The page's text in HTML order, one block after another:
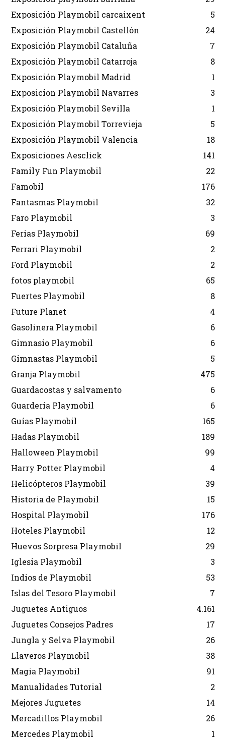
Exposición Playmobil carcaixent
5
Exposición Playmobil Castellón
24
Exposición Playmobil Cataluña
7
Exposición Playmobil Catarroja
8
Exposición Playmobil Madrid
1
Exposicion Playmobil Navarres
3
Exposición Playmobil Sevilla
1
Exposición Playmobil Torrevieja
5
Exposición Playmobil Valencia
18
Exposiciones Aesclick
141
Family Fun Playmobil
22
Famobil
176
Fantasmas Playmobil
32
Faro Playmobil
3
Ferias Playmobil
69
Ferrari Playmobil
2
Ford Playmobil
2
fotos playmobil
65
Fuertes Playmobil
8
Future Planet
4
Gasolinera Playmobil
6
Gimnasio Playmobil
6
Gimnastas Playmobil
5
Granja Playmobil
475
Guardacostas y salvamento
6
Guardería Playmobil
6
Guías Playmobil
165
Hadas Playmobil
189
Halloween Playmobil
99
Harry Potter Playmobil
4
Helicópteros Playmobil
39
Historia de Playmobil
15
Hospital Playmobil
176
Hoteles Playmobil
12
Huevos Sorpresa Playmobil
29
Iglesia Playmobil
3
Indios de Playmobil
53
Islas del Tesoro Playmobil
7
Juguetes Antiguos
4.161
Juguetes Consejos Padres
17
Jungla y Selva Playmobil
26
Llaveros Playmobil
38
Magia Playmobil
91
Manualidades Tutorial
2
Mejores Juguetes
14
Mercadillos Playmobil
26
Mercedes Playmobil
1